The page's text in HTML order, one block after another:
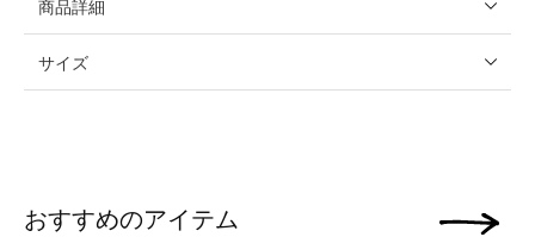
商品詳細
サイズ
おすすめのアイテム 次の画像